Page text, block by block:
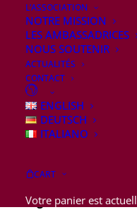
L’ASSOCIATION
NOTRE MISSION
LES AMBASSADRICES
NOUS SOUTENIR
ACTUALITÉS
CONTACT
ENGLISH
DEUTSCH
ITALIANO
CART
Votre panier est
Caves
pour un week-end
région du